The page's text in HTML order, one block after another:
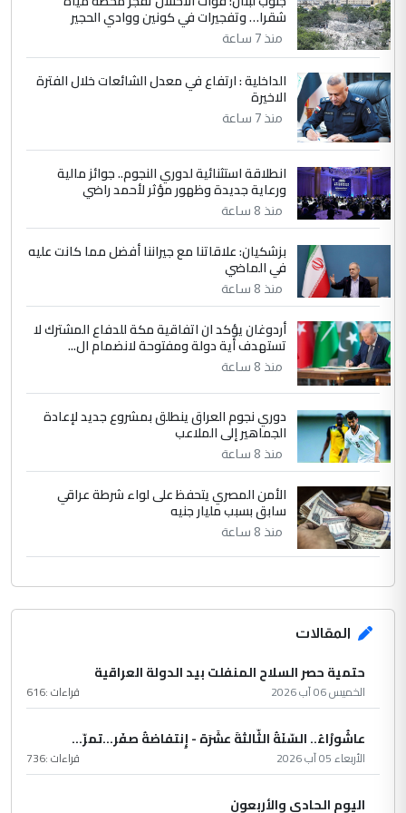
التعليق : واحد من عصابة علي ماما يسقط
جنسية الرافد الثالث للعراق ومن اصول عريقة
الموضوع :
الجواهري يرد على صدام حسين سل
مضجعيك يابن الزنا (نص كامل)
5 سردار
التعليق : واحد من عصابة علي ماما يسقط
جنسية الرافد الثالث للعراق ومن اصول عريقة
الموضوع :
الجواهري يرد على صدام حسين سل
مضجعيك يابن الزنا (نص كامل)
شقرا… وتفجيرات في كونين ووادي الحجير
منذ 7 ساعة
الداخلية : ارتفاع في معدل الشائعات خلال الفترة
الاخيرة
منذ 7 ساعة
انطلاقة استثنائية لدوري النجوم.. جوائز مالية
ورعاية جديدة وظهور مؤثر لأحمد راضي
منذ 8 ساعة
بزشكيان: علاقاتنا مع جيراننا أفضل مما كانت عليه
في الماضي
منذ 8 ساعة
أردوغان يؤكد ان اتفاقية مكة للدفاع المشترك لا
تستهدف أية دولة ومفتوحة لانضمام ال...
منذ 8 ساعة
دوري نجوم العراق ينطلق بمشروع جديد لإعادة
الجماهير إلى الملاعب
منذ 8 ساعة
الأمن المصري يتحفظ على لواء شرطة عراقي
سابق بسبب مليار جنيه
منذ 8 ساعة
المقالات
حتمية حصر السلاح المنفلت بيد الدولة العراقية
الخميس 06 آب 2026 قراءات :616
عاشُورْاءُ.. السّنَةُ الثّالثةَ عشَرَة - إِنتفاضةُ صفَر…تمرّ...
الأربعاء 05 آب 2026 قراءات :736
اليوم الحادي والأربعون